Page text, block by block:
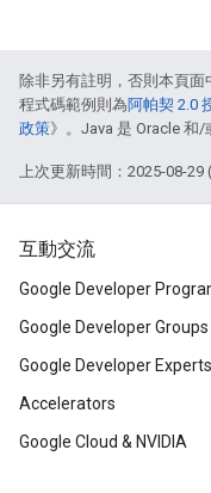
除非另有註明，否則本頁面
程式碼範例則為阿帕契 2.0
政策》。Java 是 Oracle 和/
上次更新時間：2025-08-29
互動交流
Google Developer
Google Developer Groups
Google Developer Experts
Accelerators
Google Cloud & NVIDIA